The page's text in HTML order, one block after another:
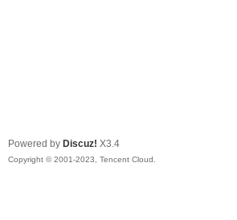
Powered by Discuz! X3.4
Copyright © 2001-2023, Tencent Cloud.